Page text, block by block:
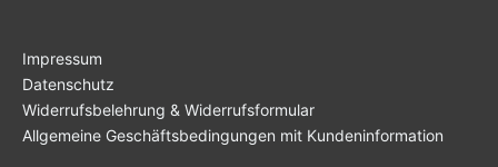
Impressum
Datenschutz
Widerrufsbelehrung & Widerrufsformular
Allgemeine Geschäftsbedingungen mit Kundeninformation